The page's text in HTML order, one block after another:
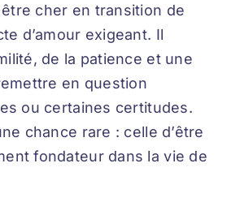
cher en transition de
d’amour exigeant. Il
de la patience et une
en question
ou certaines certitudes.
chance rare : celle d’être
fondateur dans la vie de